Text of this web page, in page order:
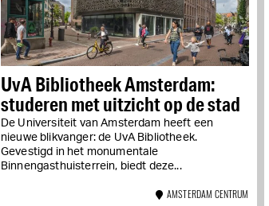
UvA Bibliotheek Amsterdam:
studeren met uitzicht op de stad
De Universiteit van Amsterdam heeft een
nieuwe blikvanger: de UvA Bibliotheek.
Gevestigd in het monumentale
Binnengasthuisterrein, biedt deze...
AMSTERDAM CENTRUM